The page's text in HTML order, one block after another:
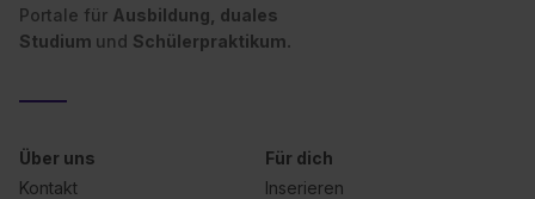
Portale für Ausbildung, duales
Studium und Schülerpraktikum.
Über uns
Kontakt
Für dich
Inserieren